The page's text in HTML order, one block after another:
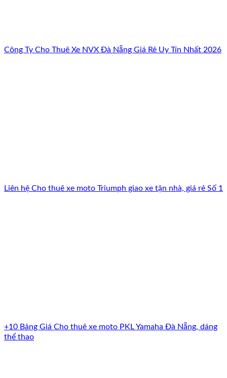
Công Ty Cho Thuê Xe NVX Đà Nẵng Giá Rẻ Uy Tín Nhất 2026
Liên hệ Cho thuê xe moto Triumph giao xe tận nhà, giá rẻ Số 1
+10 Bảng Giá Cho thuê xe moto PKL Yamaha Đà Nẵng, dáng
thể thao